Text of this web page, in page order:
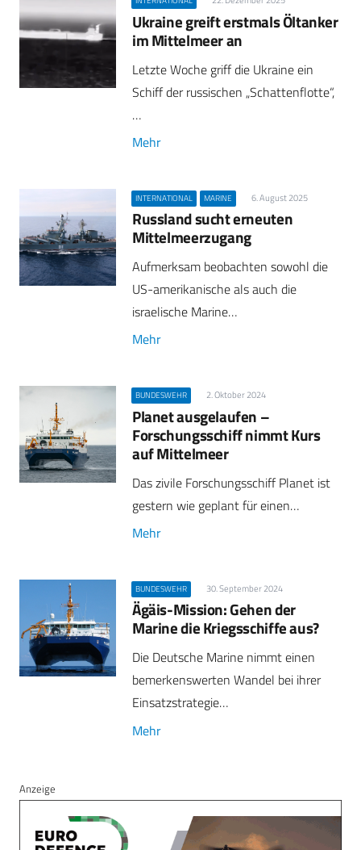
Ukraine greift erstmals Öltanker
im Mittelmeer an
Letzte Woche griff die Ukraine ein
Schiff der russischen „Schattenflotte“,
…
Mehr
INTERNATIONAL MARINE 6. August 2025
Russland sucht erneuten
Mittelmeerzugang
Aufmerksam beobachten sowohl die
US-amerikanische als auch die
israelische Marine…
Mehr
BUNDESWEHR 2. Oktober 2024
Planet ausgelaufen –
Forschungsschiff nimmt Kurs
auf Mittelmeer
Das zivile Forschungsschiff Planet ist
gestern wie geplant für einen…
Mehr
BUNDESWEHR 30. September 2024
Ägäis-Mission: Gehen der
Marine die Kriegsschiffe aus?
Die Deutsche Marine nimmt einen
bemerkenswerten Wandel bei ihrer
Einsatzstrategie…
Mehr
Anzeige